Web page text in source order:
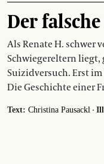
Der
Als Renate H. schwer
Schwiegereltern liegt,
Suizidversuch. Erst
Die Geschichte einer
Text: Christina Pausackl ·